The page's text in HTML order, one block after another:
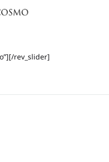
rev_slider]